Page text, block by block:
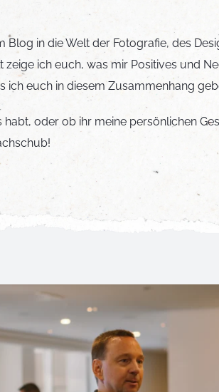
Blog in dieWelt der Fotografie, des
ich euch, was mir Positives und
euch in diesem Zusammenhang
oder ob ihr meine persönlichen